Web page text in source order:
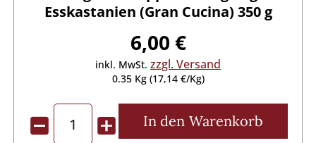
Esskastanien (Gran Cucina) 350 g
6,00 €
inkl. MwSt. zzgl. Versand
0.35 Kg (17,14 €/Kg)
In den Warenkorb